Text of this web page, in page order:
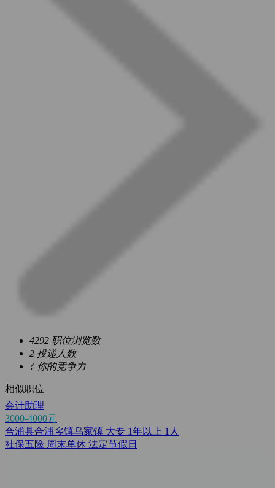
4292 职位浏览数
2 投递人数
? 你的竞争力
相似职位
会计助理
3000-4000元
合浦县合浦乡镇乌家镇 大专 1年以上 1人
社保五险 周末单休 法定节假日